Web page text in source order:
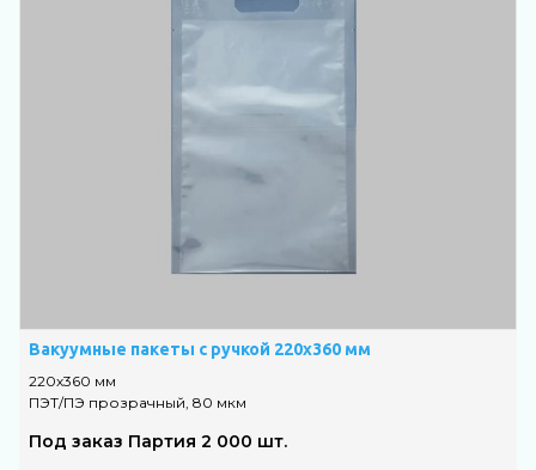
Вакуумные пакеты с ручкой 220х360 мм
220х360 мм
ПЭТ/ПЭ прозрачный, 80 мкм
Под заказ Партия 2 000 шт.